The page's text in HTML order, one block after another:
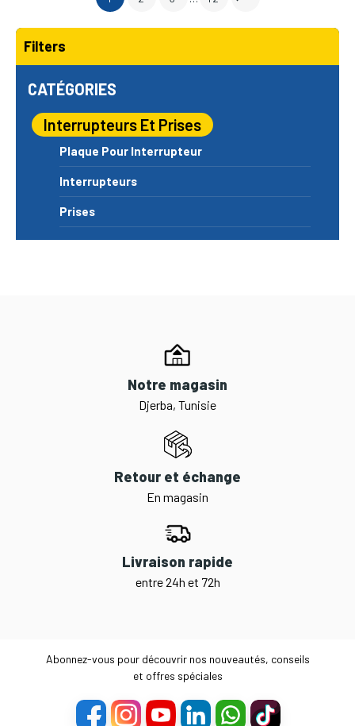
Filters
CATÉGORIES
Interrupteurs Et Prises
Plaque Pour Interrupteur
Interrupteurs
Prises
Notre magasin
Djerba, Tunisie
Retour et échange
En magasin
Livraison rapide
entre 24h et 72h
Abonnez-vous pour découvrir nos nouveautés, conseils
et offres spéciales